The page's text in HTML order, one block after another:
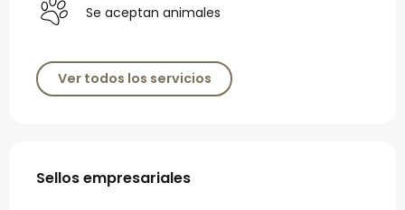
Se aceptan animales
Ver todos los servicios
Oferta de prestaciones
Sellos empresariales
Sellos empresariales